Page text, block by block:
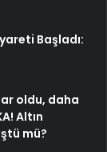
Başladı:
oldu, daha
Altın
mü?